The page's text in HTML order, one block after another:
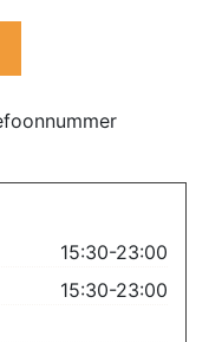
15:30-23:00
15:30-23:00